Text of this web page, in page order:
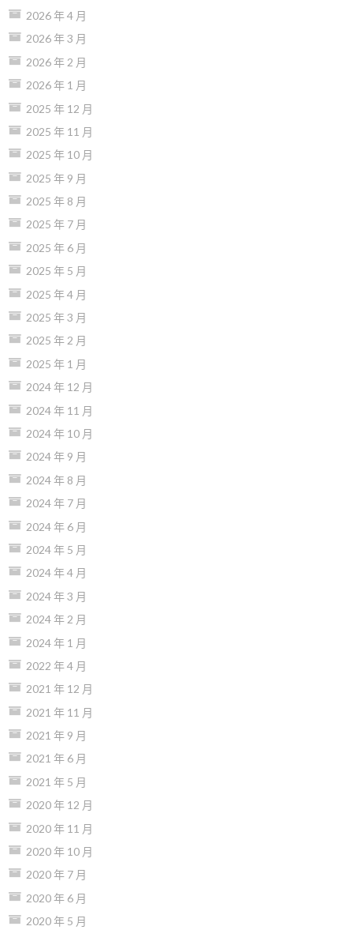
2026 年 4 月
2026 年 3 月
2026 年 2 月
2026 年 1 月
2025 年 12 月
2025 年 11 月
2025 年 10 月
2025 年 9 月
2025 年 8 月
2025 年 7 月
2025 年 6 月
2025 年 5 月
2025 年 4 月
2025 年 3 月
2025 年 2 月
2025 年 1 月
2024 年 12 月
2024 年 11 月
2024 年 10 月
2024 年 9 月
2024 年 8 月
2024 年 7 月
2024 年 6 月
2024 年 5 月
2024 年 4 月
2024 年 3 月
2024 年 2 月
2024 年 1 月
2022 年 4 月
2021 年 12 月
2021 年 11 月
2021 年 9 月
2021 年 6 月
2021 年 5 月
2020 年 12 月
2020 年 11 月
2020 年 10 月
2020 年 7 月
2020 年 6 月
2020 年 5 月